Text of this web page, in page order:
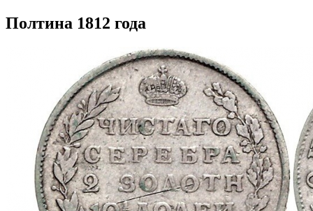
Полтина 1812 года